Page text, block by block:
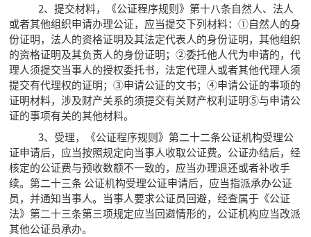
2、提交材料，《公证程序规则》第十八条自然人、法人
或者其他组织申请办理公证，应当提交下列材料：①自然人的身
份证明，法人的资格证明及其法定代表人的身份证明，其他组织
的资格证明及其负责人的身份证明；②委托他人代为申请的，代
理人须提交当事人的授权委托书，法定代理人或者其他代理人须
提交有代理权的证明；③申请公证的文书；④申请公证的事项的
证明材料，涉及财产关系的须提交有关财产权利证明⑤与申请公
证的事项有关的其他材料。
3、受理，《公证程序规则》第二十二条公证机构受理公
证申请后，应当按照规定向当事人收取公证费。公证办结后，经
核定的公证费与预收数额不一致的，应当办理退还或者补收手
续。第二十三条 公证机构受理公证申请后，应当指派承办公证
员，并通知当事人。当事人要求公证员回避，经查属于《公证
法》第二十三条第三项规定应当回避情形的，公证机构应当改派
其他公证员承办。